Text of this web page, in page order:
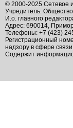
© 2000-2025 Сетевое
Учредитель:
И.о. главного
Адрес: 690014,
Телефоны: +7 (423)
Регистрационный
надзору в сфере
Содержит